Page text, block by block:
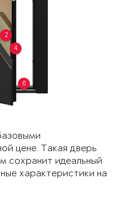
2
4
6
цене. Такая дверь
сохранит идеальный
характеристики на